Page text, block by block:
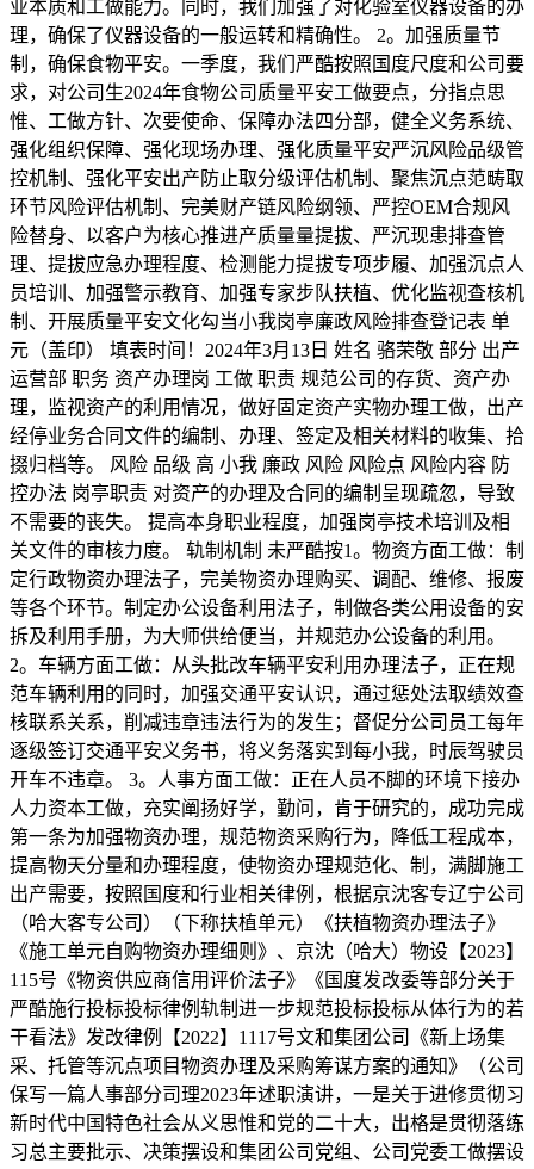
业本质和工做能力。同时，我们加强了对化验室仪器设备的办
理，确保了仪器设备的一般运转和精确性。 2。加强质量节
制，确保食物平安。一季度，我们严酷按照国度尺度和公司要
求，对公司生2024年食物公司质量平安工做要点，分指点思
惟、工做方针、次要使命、保障办法四分部，健全义务系统、
强化组织保障、强化现场办理、强化质量平安严沉风险品级管
控机制、强化平安出产防止取分级评估机制、聚焦沉点范畴取
环节风险评估机制、完美财产链风险纲领、严控OEM合规风
险替身、以客户为核心推进产质量量提拔、严沉现患排查管
理、提拔应急办理程度、检测能力提拔专项步履、加强沉点人
员培训、加强警示教育、加强专家步队扶植、优化监视查核机
制、开展质量平安文化勾当小我岗亭廉政风险排查登记表 单
元（盖印） 填表时间！2024年3月13日 姓名 骆荣敬 部分 出产
运营部 职务 资产办理岗 工做 职责 规范公司的存货、资产办
理，监视资产的利用情况，做好固定资产实物办理工做，出产
经停业务合同文件的编制、办理、签定及相关材料的收集、拾
掇归档等。 风险 品级 高 小我 廉政 风险 风险点 风险内容 防
控办法 岗亭职责 对资产的办理及合同的编制呈现疏忽，导致
不需要的丧失。 提高本身职业程度，加强岗亭技术培训及相
关文件的审核力度。 轨制机制 未严酷按1。物资方面工做：制
定行政物资办理法子，完美物资办理购买、调配、维修、报废
等各个环节。制定办公设备利用法子，制做各类公用设备的安
拆及利用手册，为大师供给便当，并规范办公设备的利用。
2。车辆方面工做：从头批改车辆平安利用办理法子，正在规
范车辆利用的同时，加强交通平安认识，通过惩处法取绩效查
核联系关系，削减违章违法行为的发生；督促分公司员工每年
逐级签订交通平安义务书，将义务落实到每小我，时辰驾驶员
开车不违章。 3。人事方面工做：正在人员不脚的环境下接办
人力资本工做，充实阐扬好学，勤问，肯于研究的，成功完成
第一条为加强物资办理，规范物资采购行为，降低工程成本，
提高物天分量和办理程度，使物资办理规范化、制，满脚施工
出产需要，按照国度和行业相关律例，根据京沈客专辽宁公司
（哈大客专公司）（下称扶植单元）《扶植物资办理法子》
《施工单元自购物资办理细则》、京沈（哈大）物设【2023】
115号《物资供应商信用评价法子》《国度发改委等部分关于
严酷施行投标投标律例轨制进一步规范投标投标从体行为的若
干看法》发改律例【2022】1117号文和集团公司《新上场集
采、托管等沉点项目物资办理及采购筹谋方案的通知》（公司
保写一篇人事部分司理2023年述职演讲，一是关于进修贯彻习
新时代中国特色社会从义思惟和党的二十大，出格是贯彻落练
习总主要批示、决策摆设和集团公司党组、公司党委工做摆设